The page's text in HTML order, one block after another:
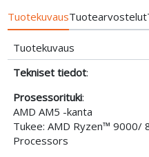
TuotekuvausTuotearvostelut
Tuotekuvaus
Tekniset tiedot:
Prosessorituki:
AMD AM5 -kanta
Tukee: AMD Ryzen™ 9000/
Processors